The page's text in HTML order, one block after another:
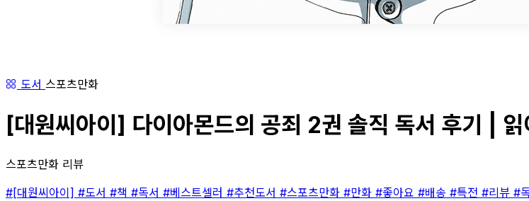
도서 스포츠만화
[대원씨아이] 다이아몬드의 공죄 2권 솔직 독서 후기 |
스포츠만화 리뷰
#[대원씨아이] #도서 #책 #독서 #베스트셀러 #추천도서 #스포츠만화 #만화 #좋아요 #배송 #특전 #리뷰 #